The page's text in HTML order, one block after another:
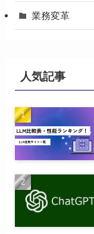
業務変革
人気記事